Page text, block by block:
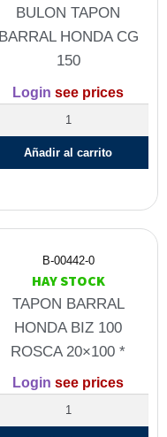
BULON TAPON
BARRAL HONDA CG
150
Login see prices
Añadir al carrito
B-00442-0
HAY STOCK
TAPON BARRAL
HONDA BIZ 100
ROSCA 20×100 *
Login see prices